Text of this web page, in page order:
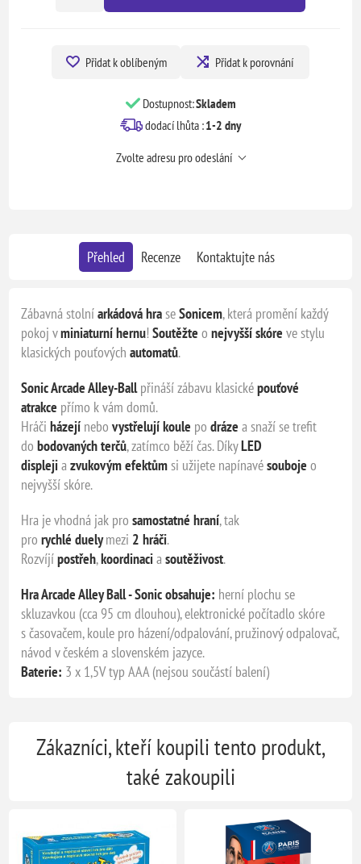
Přidat k oblíbeným Přidat k porovnání
Dostupnost:Skladem
dodací lhůta :1-2 dny
Zvolte adresu pro odeslání
Přehled Recenze Kontaktujte nás
Zábavná stolníarkádová hraseSonicem, která promění každý
pokoj vminiaturní hernu!Soutěžteonejvyšší skóreve stylu
klasických pouťovýchautomatů.
Sonic Arcade Alley-Ballpřináší zábavu klasicképouťové
atrakce přímo k vám domů.
Hráčiházejí nebovystřelujíkoule podrázea snaží se trefit
dobodovaných terčů, zatímco běží čas. DíkyLED
displejiazvukovým efektůmsi užijete napínavésoubojeo
nejvyšší skóre.
Hra je vhodná jak pro samostatné hraní, tak
prorychléduelymezi 2hráči.
Rozvíjípostřeh,koordinaciasoutěživost.
Hra Arcade Alley Ball - Sonic obsahuje: herní plochu se
skluzavkou (cca 95 cm dlouhou), elektronické počítadlo skóre
s časovačem, koule pro házení/odpalování, pružinový odpalovač,
návod v českém a slovenském jazyce.
Baterie: 3 x 1,5V typ AAA (nejsou součástí balení)
Zákazníci, kteří koupili tento produkt,
také zakoupili